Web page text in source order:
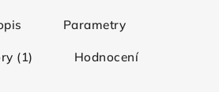
Parametry
(1) Hodnocení